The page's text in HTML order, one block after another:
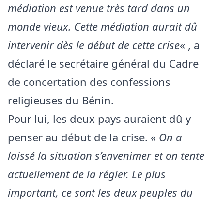
médiation est venue très tard dans un
monde vieux. Cette médiation aurait dû
intervenir dès le début de cette crise« , a
déclaré le secrétaire général du Cadre
de concertation des confessions
religieuses du Bénin.
Pour lui, les deux pays auraient dû y
penser au début de la crise. « On a
laissé la situation s’envenimer et on tente
actuellement de la régler. Le plus
important, ce sont les deux peuples du